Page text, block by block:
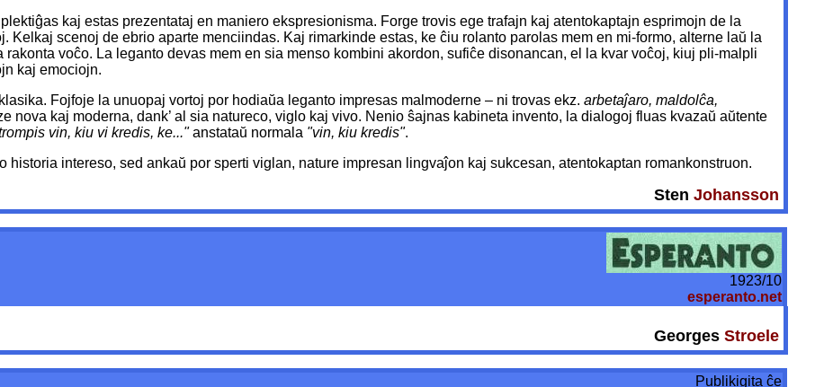
kaj estas prezentataj en maniero ekspresionisma. Forge trovis ege trafajn kaj atentokaptajn esprimojn de la
Kelkaj scenoj de ebrio aparte menciindas. Kaj rimarkinde estas, ke ĉiu rolanto parolas mem en mi-formo, alterne laŭ la
voĉo. La leganto devas mem en sia menso kombini akordon, sufiĉe disonancan, el la kvar voĉoj, kiuj pli-malpli
kaj emociojn.
Fojfoje la unuopaj vortoj por hodiaŭa leganto impresas malmoderne – ni trovas ekz.arbetaĵaro, maldolĉa,
nova kaj moderna, dank’ al sia natureco, viglo kaj vivo. Nenio ŝajnas kabineta invento, la dialogoj fluas kvazaŭ aŭtente
vin, kiu vi kredis, ke..."anstataŭ normala "vin, kiu kredis".
historia intereso, sed ankaŭ por sperti viglan, nature impresan lingvaĵon kaj sukcesan, atentokaptan romankonstruon.
Sten Johansson
1923/10
esperanto.net
Georges Stroele
Publikigita ĉe